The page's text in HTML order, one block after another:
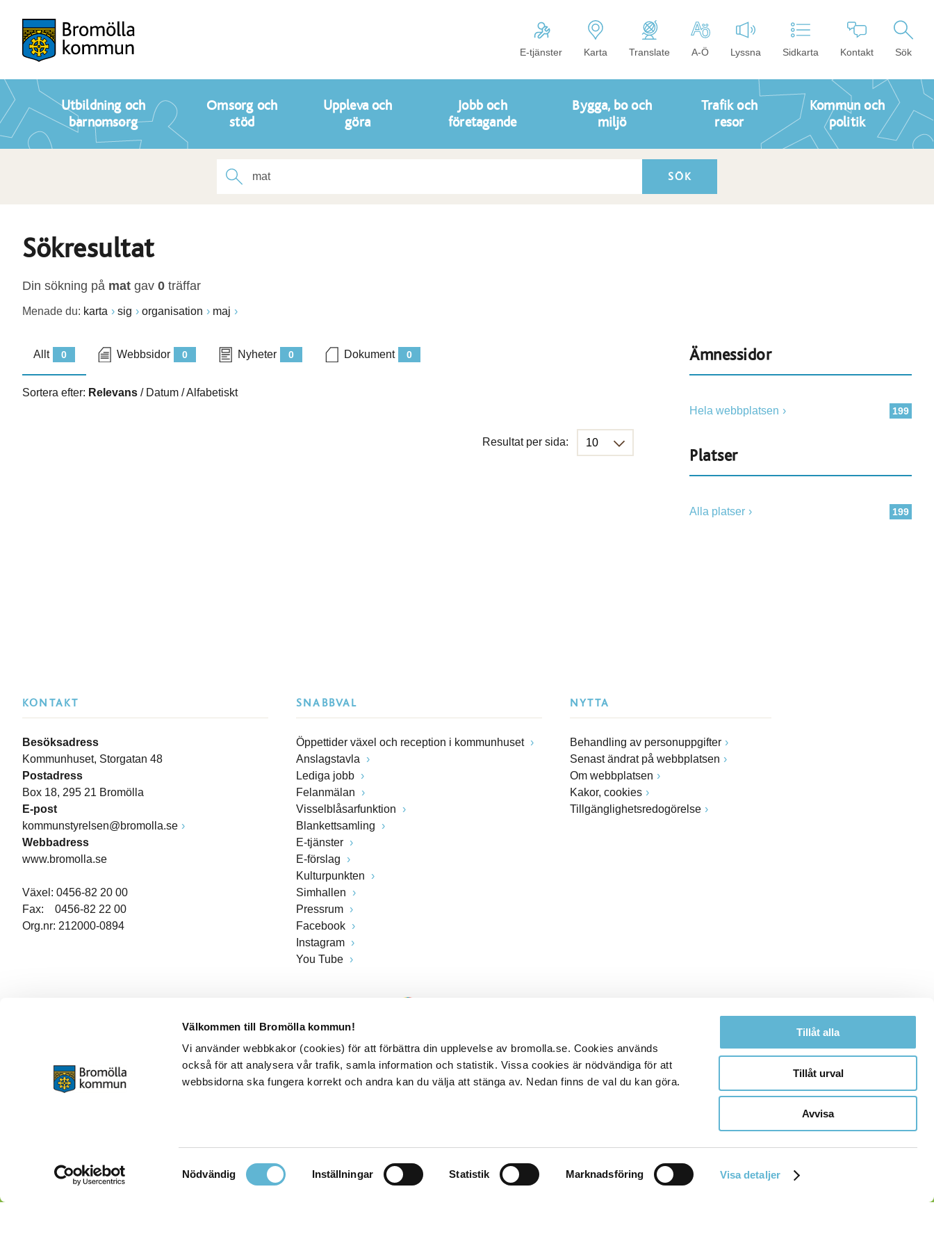
Välkommen till Bromölla kommun!
Vi använder webbkakor (cookies) för att förbättra din upplevelse av bromolla.se. Cookies används
också för att analysera vår trafik, samla information och statistik. Vissa cookies är nödvändiga för att
webbsidorna ska fungera korrekt och andra kan du välja att stänga av. Nedan finns de val du kan göra.
Samtyckesval
Nödvändig Inställningar Statistik Marknadsföring Visa detaljer
Tillåt alla
Tillåt urval
Avvisa
E-tjänster Karta Translate A-Ö Lyssna Sidkarta Kontakt Sök
Utbildning och
barnomsorg
Omsorg och
stöd
Uppleva och
göra
Jobb och
företagande
Bygga, bo och
miljö
Trafik och
resor
Kommun och
politik
Sökresultat
Din sökning på mat gav 0 träffar
Menade du: karta sig organisation maj
0
Allt 0
Webbsidor 0
Nyheter 0
Dokument
Sortera efter: Relevans / Datum /Alfabetiskt
Resultat per sida:
Ämnessidor
199
Hela webbplatsen
Platser
199
Alla platser
KONTAKT
Besöksadress
Kommunhuset, Storgatan 48
Postadress
Box 18, 295 21 Bromölla
E-post
kommunstyrelsen@bromolla.se
Webbadress
www.bromolla.se
Växel: 0456-82 20 00
Fax: 0456-82 22 00
Org.nr: 212000-0894
SNABBVAL
Öppettider växel och reception i kommunhuset
Anslagstavla
Lediga jobb
Felanmälan
Visselblåsarfunktion
Blankettsamling
E-tjänster
E-förslag
Kulturpunkten
Simhallen
Pressrum
Facebook
Instagram
You Tube
NYTTA
Behandling av personuppgifter
Senast ändrat på webbplatsen
Om webbplatsen
Kakor, cookies
Tillgänglighetsredogörelse